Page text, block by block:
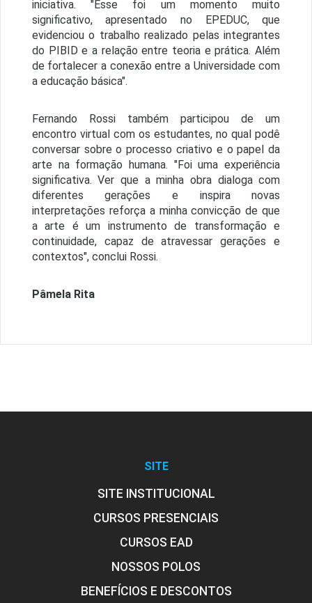
iniciativa. "Esse foi um momento muito
significativo, apresentado no EPEDUC, que
evidenciou o trabalho realizado pelas integrantes
do PIBID e a relação entre teoria e prática. Além
de fortalecer a conexão entre a Universidade com
a educação básica".
Fernando Rossi também participou de um
encontro virtual com os estudantes, no qual podê
conversar sobre o processo criativo e o papel da
arte na formação humana. "Foi uma experiência
significativa. Ver que a minha obra dialoga com
diferentes gerações e inspira novas
interpretações reforça a minha convicção de que
a arte é um instrumento de transformação e
continuidade, capaz de atravessar gerações e
contextos", conclui Rossi.
Pâmela Rita
SITE
SITE INSTITUCIONAL
CURSOS PRESENCIAIS
CURSOS EAD
NOSSOS POLOS
BENEFÍCIOS E DESCONTOS